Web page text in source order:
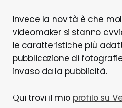
Invece la novità è che
videomaker si stanno
le caratteristiche più
pubblicazione di
invaso dalla pubblicità.
Qui trovi il mio profilo su